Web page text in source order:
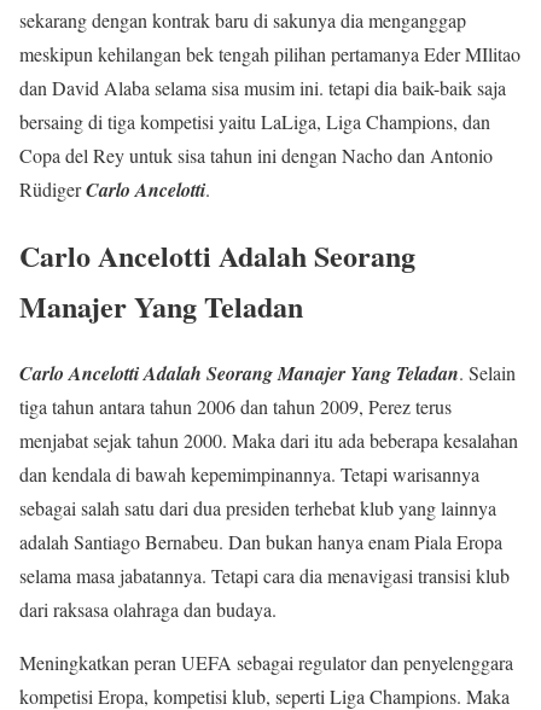
sekarang dengan kontrak baru di sakunya dia menganggap
meskipun kehilangan bek tengah pilihan pertamanya Eder MIlitao
dan David Alaba selama sisa musim ini. tetapi dia baik-baik saja
bersaing di tiga kompetisi yaitu LaLiga, Liga Champions, dan
Copa del Rey untuk sisa tahun ini dengan Nacho dan Antonio
RüdigerCarlo Ancelotti.
Carlo Ancelotti Adalah Seorang
Manajer Yang Teladan
Carlo Ancelotti Adalah Seorang Manajer Yang Teladan. Selain
tiga tahun antara tahun 2006 dan tahun 2009, Perez terus
menjabat sejak tahun 2000. Maka dari itu ada beberapa kesalahan
dan kendala di bawah kepemimpinannya. Tetapi warisannya
sebagai salah satu dari dua presiden terhebat klub yang lainnya
adalah Santiago Bernabeu. Dan bukan hanya enam Piala Eropa
selama masa jabatannya. Tetapi cara dia menavigasi transisi klub
dari raksasa olahraga dan budaya.
Meningkatkan peran UEFA sebagai regulator dan penyelenggara
kompetisi Eropa, kompetisi klub, seperti Liga Champions. Maka